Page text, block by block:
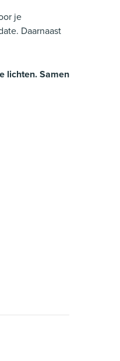
je
Daarnaast
lichten. Samen